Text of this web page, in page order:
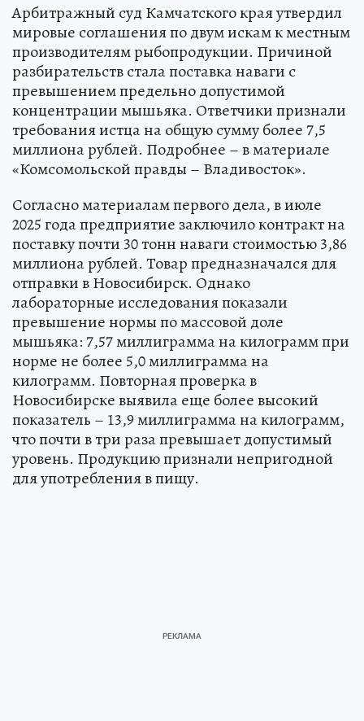
Арбитражный суд Камчатского края утвердил
мировые соглашения по двум искам к местным
производителям рыбопродукции. Причиной
разбирательств стала поставка наваги с
превышением предельно допустимой
концентрации мышьяка. Ответчики признали
требования истца на общую сумму более 7,5
миллиона рублей. Подробнее – в материале
«Комсомольской правды – Владивосток».
Согласно материалам первого дела, в июле
2025 года предприятие заключило контракт на
поставку почти 30 тонн наваги стоимостью 3,86
миллиона рублей. Товар предназначался для
отправки в Новосибирск. Однако
лабораторные исследования показали
превышение нормы по массовой доле
мышьяка: 7,57 миллиграмма на килограмм при
норме не более 5,0 миллиграмма на
килограмм. Повторная проверка в
Новосибирске выявила еще более высокий
показатель – 13,9 миллиграмма на килограмм,
что почти в три раза превышает допустимый
уровень. Продукцию признали непригодной
для употребления в пищу.